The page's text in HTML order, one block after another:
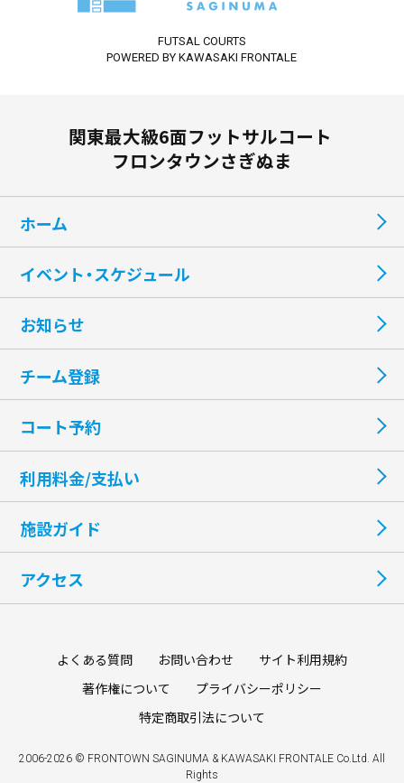
FUTSAL COURTS
POWERED BY KAWASAKI FRONTALE
関東最大級6面フットサルコート
フロンタウンさぎぬま
ホーム
よくある質問 お問い合わせ
サイト利用規約
著作権について
プライバシーポリシー
特定商取引法について
イベント・スケジュール
お知らせ
チーム登録
コート予約
利用料金/支払い
施設ガイド
アクセス
2006-2026 © FRONTOWN SAGINUMA & KAWASAKI FRONTALE Co.Ltd. All
Rights